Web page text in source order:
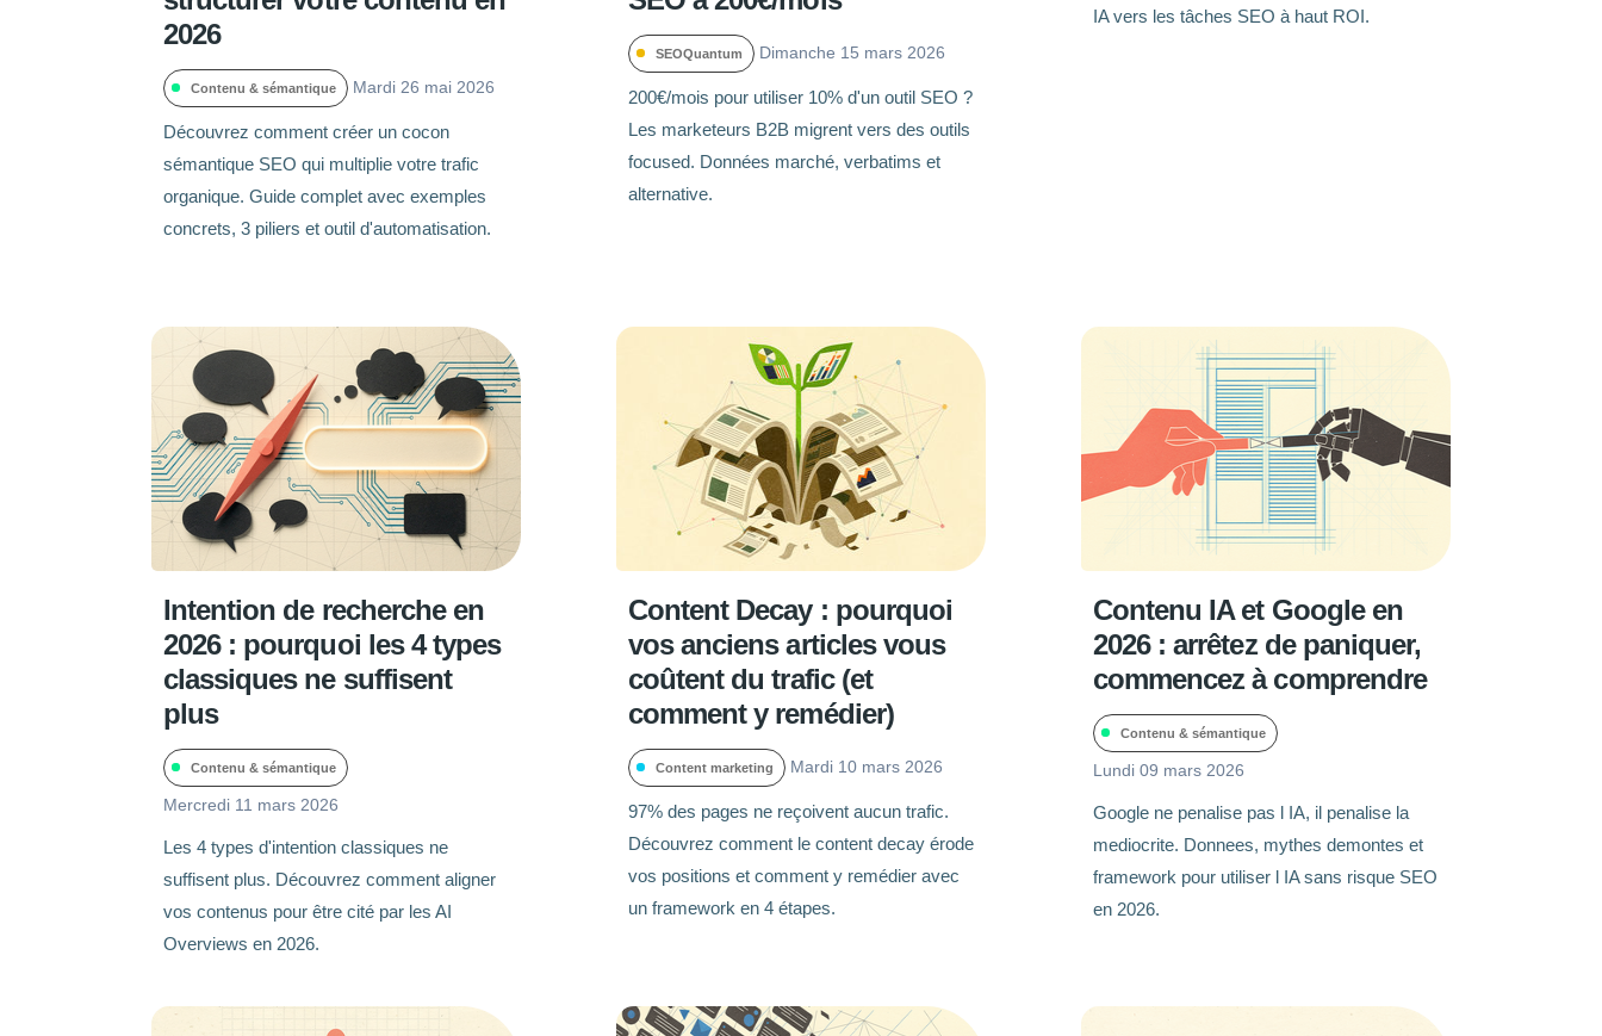
2026
Contenu & sémantique Mardi 26 mai 2026
Découvrez comment créer un cocon
sémantique SEO qui multiplie votre trafic
organique. Guide complet avec exemples
concrets, 3 piliers et outil d'automatisation.
SEOQuantum Dimanche 15 mars 2026
200€/mois pour utiliser 10% d'un outil SEO ?
Les marketeurs B2B migrent vers des outils
focused. Données marché, verbatims et
alternative.
IA vers les tâches SEO à haut ROI.
Intention de recherche en
2026 : pourquoi les 4 types
classiques ne suffisent
plus
Contenu & sémantique
Mercredi 11 mars 2026
Les 4 types d'intention classiques ne
suffisent plus. Découvrez comment aligner
vos contenus pour être cité par les AI
Overviews en 2026.
Content Decay : pourquoi
vos anciens articles vous
coûtent du trafic (et
comment y remédier)
Content marketing Mardi 10 mars 2026
97% des pages ne reçoivent aucun trafic.
Découvrez comment le content decay érode
vos positions et comment y remédier avec
un framework en 4 étapes.
Contenu IA et Google en
2026 : arrêtez de paniquer,
commencez à comprendre
Contenu & sémantique
Lundi 09 mars 2026
Google ne penalise pas l IA, il penalise la
mediocrite. Donnees, mythes demontes et
framework pour utiliser l IA sans risque SEO
en 2026.